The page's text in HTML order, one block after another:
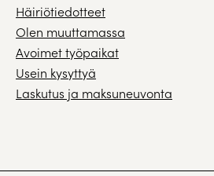
Häiriötiedotteet
Olen muuttamassa
Avoimet työpaikat
Usein kysyttyä
Laskutus ja maksuneuvonta